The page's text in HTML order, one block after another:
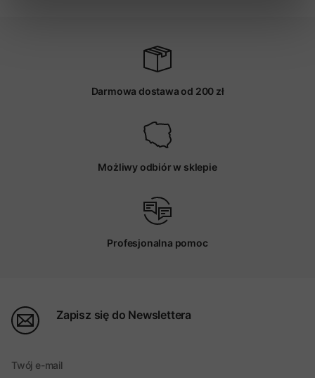
Darmowa dostawa od 200 zł
Możliwy odbiór w sklepie
Profesjonalna pomoc
Zapisz się do Newslettera
Twój e-mail